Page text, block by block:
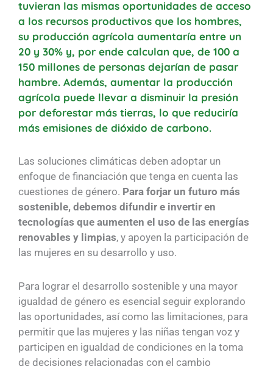
tuvieran las mismas oportunidades de acceso
a los recursos productivos que los hombres,
su producción agrícola aumentaría entre un
20 y 30% y, por ende calculan que, de 100 a
150 millones de personas dejarían de pasar
hambre. Además, aumentar la producción
agrícola puede llevar a disminuir la presión
por deforestar más tierras, lo que reduciría
más emisiones de dióxido de carbono.
Las soluciones climáticas deben adoptar un
enfoque de financiación que tenga en cuenta las
cuestiones de género. Para forjar un futuro más
sostenible, debemos difundir e invertir en
tecnologías que aumenten el uso de las energías
renovables y limpias, y apoyen la participación de
las mujeres en su desarrollo y uso.
Para lograr el desarrollo sostenible y una mayor
igualdad de género es esencial seguir explorando
las oportunidades, así como las limitaciones, para
permitir que las mujeres y las niñas tengan voz y
participen en igualdad de condiciones en la toma
de decisiones relacionadas con el cambio